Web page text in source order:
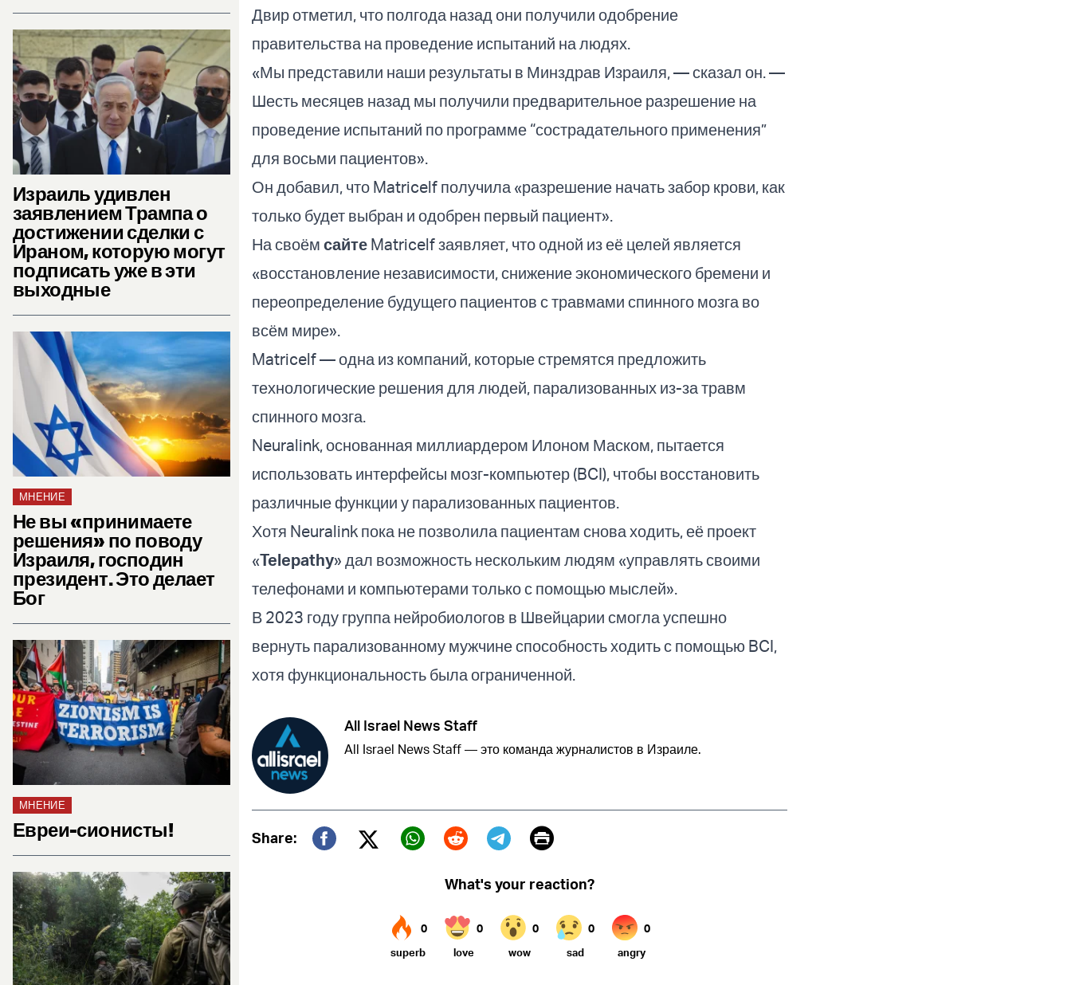
Израиль удивлен
заявлением Трампа о
достижении сделки с
Ираном, которую могут
подписать уже в эти
выходные
МНЕНИЕ
Не вы «принимаете
решения» по поводу
Израиля, господин
президент. Это делает
Бог
МНЕНИЕ
Евреи-сионисты!
Двир отметил, что полгода назад они получили одобрение
правительства на проведение испытаний на людях.
«Мы представили наши результаты в Минздрав Израиля, — сказал он. —
Шесть месяцев назад мы получили предварительное разрешение на
проведение испытаний по программе “сострадательного применения”
для восьми пациентов».
Он добавил, что Matricelf получила «разрешение начать забор крови, как
только будет выбран и одобрен первый пациент».
На своём сайте Matricelf заявляет, что одной из её целей является
«восстановление независимости, снижение экономического бремени и
переопределение будущего пациентов с травмами спинного мозга во
всём мире».
Matricelf — одна из компаний, которые стремятся предложить
технологические решения для людей, парализованных из-за травм
спинного мозга.
Neuralink, основанная миллиардером Илоном Маском, пытается
использовать интерфейсы мозг-компьютер (BCI), чтобы восстановить
различные функции у парализованных пациентов.
Хотя Neuralink пока не позволила пациентам снова ходить, её проект
«Telepathy» дал возможность нескольким людям «управлять своими
телефонами и компьютерами только с помощью мыслей».
В 2023 году группа нейробиологов в Швейцарии смогла успешно
вернуть парализованному мужчине способность ходить с помощью BCI,
хотя функциональность была ограниченной.
All Israel News Staff
All Israel News Staff — это команда журналистов в Израиле.
Share:
Twitter (X)
Print